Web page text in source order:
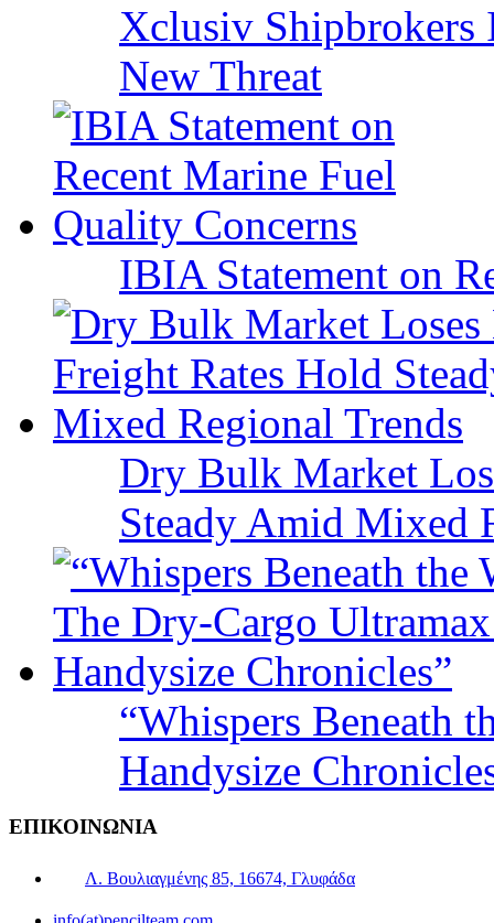
Xclusiv Shipbrokers
New Threat
IBIA Statement on
Dry Bulk Market
Steady Amid Mixed
“Whispers Beneath
Handysize
ΕΠΙΚΟΙΝΩΝΙΑ
Λ. Βουλιαγμένης 85, 16674, Γλυφάδα